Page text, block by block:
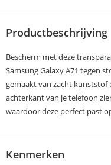
Productbeschrijving
Bescherm met deze
Samsung Galaxy A71 tegen
gemaakt van zacht kunststof
achterkant van je telefoon
waardoor deze perfect past
Kenmerken